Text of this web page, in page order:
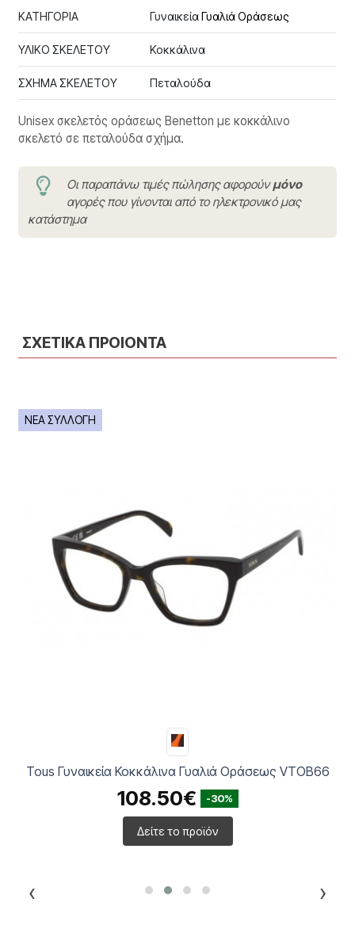
ΚΑΤΗΓΟΡΙΑ ΓυναικείαΓυαλιά Οράσεως
ΥΛΙΚΟ ΣΚΕΛΕΤΟΥ Κοκκάλινα
ΣΧΗΜΑ ΣΚΕΛΕΤΟΥ Πεταλούδα
Unisex σκελετός οράσεως Benetton με κοκκάλινο
σκελετό σε πεταλούδα σχήμα.
Οι παραπάνω τιμές πώλησης αφορούνμόνο
αγορές που γίνονται από το ηλεκτρονικό μας
κατάστημα
ΣΧΕΤΙΚΑ ΠΡΟΙΟΝΤΑ
ΝΕΑ ΣΥΛΛΟΓΗ
Tous Γυναικεία Κοκκάλινα Γυαλιά Οράσεως VTOB66
108.50€ -30%
Δείτε το προϊόν
‹ ›